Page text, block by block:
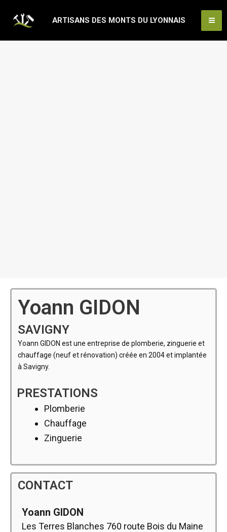
ARTISANS DES MONTS DU LYONNAIS
Yoann GIDON
SAVIGNY
Yoann GIDON est une entreprise de plomberie, zinguerie et
chauffage (neuf et rénovation) créée en 2004 et implantée
à Savigny.
PRESTATIONS
Plomberie
Chauffage
Zinguerie
CONTACT
Yoann GIDON
Les Terres Blanches 760 route Bois du Maine